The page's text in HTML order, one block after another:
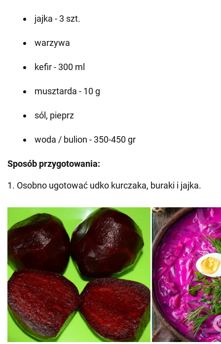
jajka - 3 szt.
warzywa
kefir - 300 ml
musztarda - 10 g
sól, pieprz
woda / bulion - 350-450 gr
Sposób przygotowania:
1. Osobno ugotować udko kurczaka, buraki i jajka.